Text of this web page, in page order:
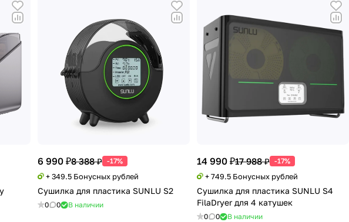
6 990 ₽8 388 ₽ -17%
+ 349.5 Бонусных рублей
Сушилка для пластика SUNLU S2
0 0 В наличии
14 990 ₽17 988 ₽ -17%
+ 749.5 Бонусных рублей
Сушилка для пластика SUNLU S4
FilaDryer для 4 катушек
0 0 В наличии